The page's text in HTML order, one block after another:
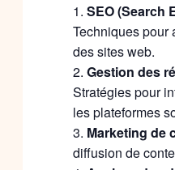
SEO (Search
Techniques pour
des sites web.
Gestion des
Stratégies pour
les plateformes
Marketing de
diffusion de